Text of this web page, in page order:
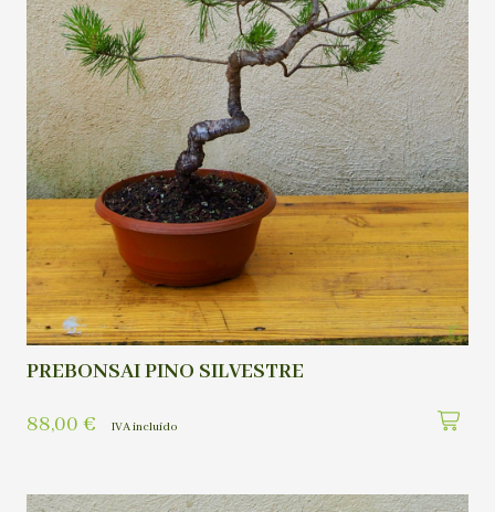
PREBONSAI PINO SILVESTRE
88,00 € IVA incluído